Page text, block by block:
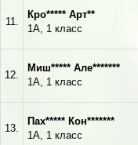
11.
Кро***** Арт**
1А, 1 класс
12.
Миш***** Але*******
1А, 1 класс
13.
Пах***** Кон*******
1А, 1 класс